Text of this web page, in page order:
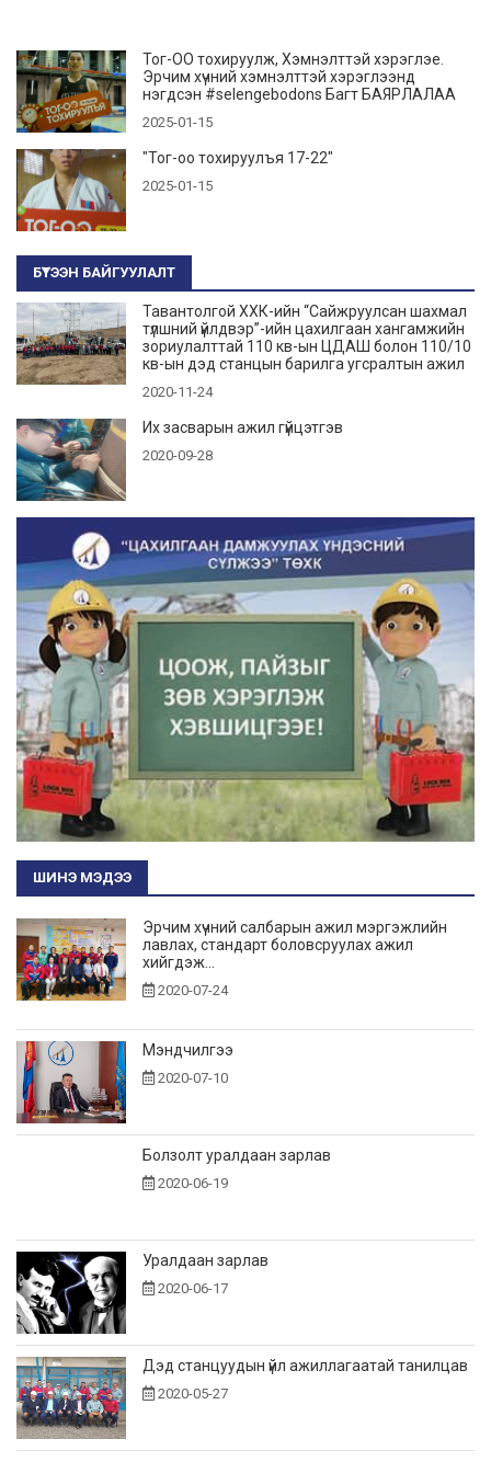
Тог-ОО тохируулж, Хэмнэлттэй хэрэглэе.
Эрчим хүчний хэмнэлттэй хэрэглээнд
нэгдсэн #selengebodons Багт БАЯРЛАЛАА
2025-01-15
"Тог-оо тохируулъя 17-22"
2025-01-15
БҮТЭЭН БАЙГУУЛАЛТ
Тавантолгой ХХК-ийн “Сайжруулсан шахмал
түлшний үйлдвэр”-ийн цахилгаан хангамжийн
зориулалттай 110 кв-ын ЦДАШ болон 110/10
кв-ын дэд станцын барилга угсралтын ажил
2020-11-24
Их засварын ажил гүйцэтгэв
2020-09-28
ШИНЭ МЭДЭЭ
Эрчим хүчний салбарын ажил мэргэжлийн
лавлах, стандарт боловсруулах ажил
хийгдэж...
2020-07-24
Мэндчилгээ
2020-07-10
Болзолт уралдаан зарлав
2020-06-19
Уралдаан зарлав
2020-06-17
Дэд станцуудын үйл ажиллагаатай танилцав
2020-05-27